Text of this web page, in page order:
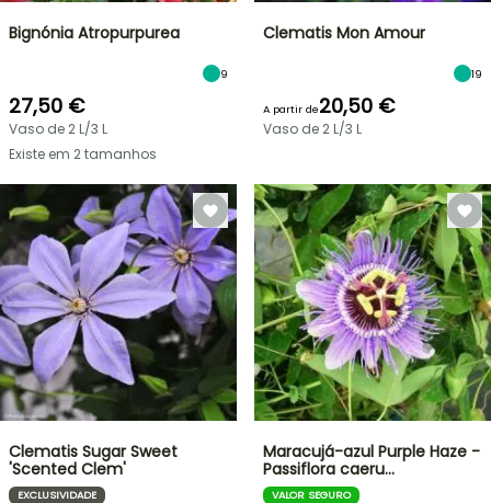
Bignónia Atropurpurea
9
27,50 €
Vaso de 2 L/3 L
Existe em 2 tamanhos
Clematis Mon Amour
19
A partir de20,50 €
Vaso de 2 L/3 L
Clematis Sugar Sweet
'Scented Clem'
EXCLUSIVIDADE
Maracujá-azul Purple Haze -
Passiflora caeru…
VALOR SEGURO